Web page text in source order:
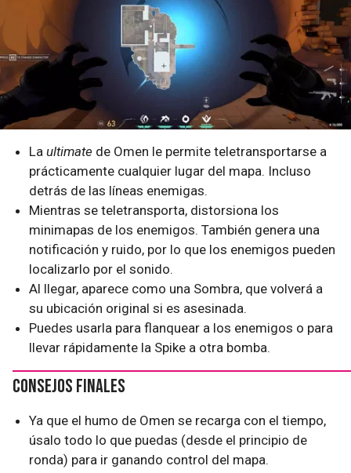
Laultimate de Omen le permite teletransportarse a
prácticamente cualquier lugar del mapa. Incluso
detrás de las líneas enemigas.
Mientras se teletransporta, distorsiona los
minimapas de los enemigos. También genera una
notificación y ruido, por lo que los enemigos pueden
localizarlo por el sonido.
Al llegar, aparece como una Sombra, que volverá a
su ubicación original si es asesinada.
Puedes usarla para flanquear a los enemigos o para
llevar rápidamente la Spike a otra bomba.
Consejos finales
Ya que el humo de Omen se recarga con el tiempo,
úsalo todo lo que puedas (desde el principio de
ronda) para ir ganando control del mapa.